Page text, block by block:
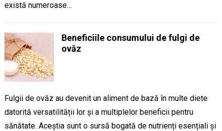
există numeroase…
Beneficiile consumului de fulgi de
ovăz
Fulgii de ovăz au devenit un aliment de bază în multe diete
datorită versatilității lor și a multiplelor beneficii pentru
sănătate. Aceștia sunt o sursă bogată de nutrienți esențiali și